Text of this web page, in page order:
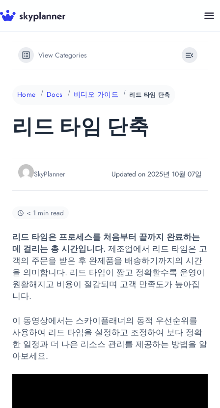
Skip
to
View Categories
Home Docs 비디오 가이드 리드 타임 단축
리드 타임 단축
SkyPlanner Updated on 2025년 10월 07일
< 1 min read
리드 타임은 프로세스를 처음부터 끝까지 완료하는
데 걸리는 총 시간입니다. 제조업에서 리드 타임은 고
객의 주문을 받은 후 완제품을 배송하기까지의 시간
을 의미합니다. 리드 타임이 짧고 정확할수록 운영이
원활해지고 비용이 절감되며 고객 만족도가 높아집
니다.
이 동영상에서는 스카이플래너의 동적 우선순위를
사용하여 리드 타임을 설정하고 조정하여 보다 정확
한 일정과 더 나은 리소스 관리를 제공하는 방법을 알
아보세요.